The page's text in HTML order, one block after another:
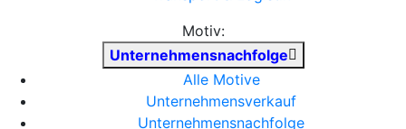
Motiv:
Unternehmensnachfolge
Alle Motive
Unternehmensverkauf
Unternehmensnachfolge